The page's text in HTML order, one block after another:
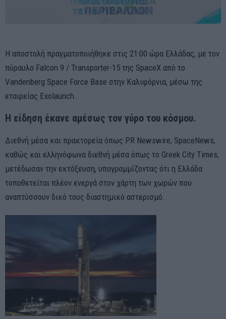
Η αποστολή πραγματοποιήθηκε στις 21:00 ώρα Ελλάδας, με τον
πύραυλο Falcon 9 / Transporter-15 της SpaceX από το
Vandenberg Space Force Base στην Καλιφόρνια, μέσω της
εταιρείας Exolaunch.
Η είδηση έκανε αμέσως τον γύρο του κόσμου.
Διεθνή μέσα και πρακτορεία όπως PR Newswire, SpaceNews,
καθώς και ελληνόφωνα διεθνή μέσα όπως το Greek City Times,
μετέδωσαν την εκτόξευση, υπογραμμίζοντας ότι η Ελλάδα
τοποθετείται πλέον ενεργά στον χάρτη των χωρών που
αναπτύσσουν δικό τους διαστημικό αστερισμό.